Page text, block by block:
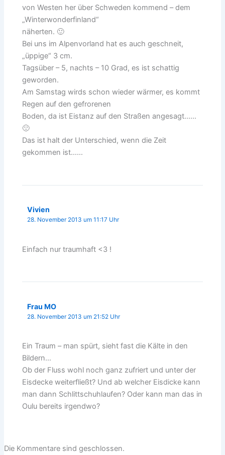
von Westen her über Schweden kommend – dem
„Winterwonderfinland“
näherten. 🙂
Bei uns im Alpenvorland hat es auch geschneit,
„üppige“ 3 cm.
Tagsüber – 5, nachts – 10 Grad, es ist schattig
geworden.
Am Samstag wirds schon wieder wärmer, es kommt
Regen auf den gefrorenen
Boden, da ist Eistanz auf den Straßen angesagt……
🙁
Das ist halt der Unterschied, wenn die Zeit
gekommen ist……
Vivien
28. November 2013 um 11:17 Uhr
Einfach nur traumhaft <3 !
Frau MO
28. November 2013 um 21:52 Uhr
Ein Traum – man spürt, sieht fast die Kälte in den
Bildern…
Ob der Fluss wohl noch ganz zufriert und unter der
Eisdecke weiterfließt? Und ab welcher Eisdicke kann
man dann Schlittschuhlaufen? Oder kann man das in
Oulu bereits irgendwo?
Die Kommentare sind geschlossen.